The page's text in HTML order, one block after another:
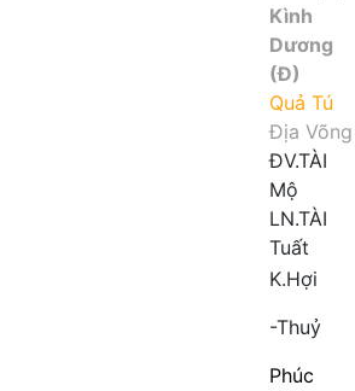
Kình
Dương
(Đ)
Quả Tú
Địa Võng
ĐV.TÀI
Mộ
LN.TÀI
Tuất
K.Hợi
-Thuỷ
Phúc